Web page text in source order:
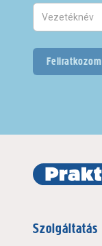
Feliratkozom
Szolgáltatás